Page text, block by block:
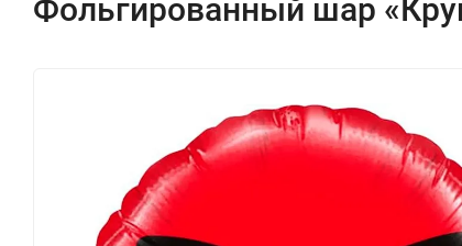
Фольгированный шар